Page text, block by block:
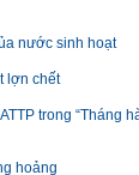
nước sinh hoạt
lợn chết
trong “Tháng
hoảng